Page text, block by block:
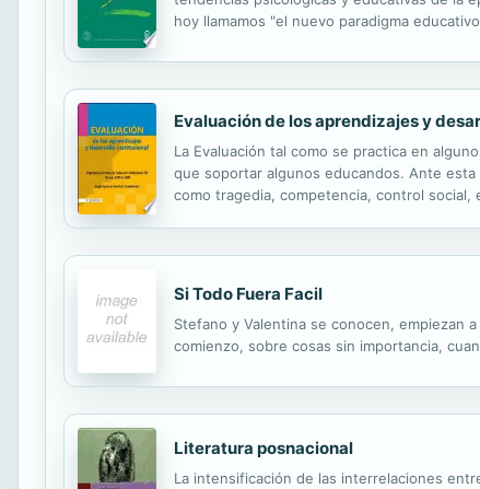
hoy llamamos "el nuevo paradigma
Evaluación de los aprendizajes y
La Evaluación tal como se practica en
que soportar algunos educandos. Ante
como tragedia, competencia, control social,
Si Todo Fuera Facil
Stefano y Valentina se conocen, empiezan
comienzo, sobre cosas sin importancia,
Literatura posnacional
La intensificación de las interrelaciones